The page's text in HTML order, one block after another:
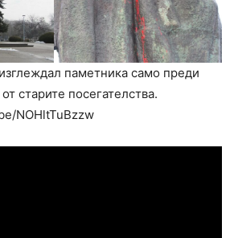
паметника само преди
старите посегателства.
NOHltTuBzzw